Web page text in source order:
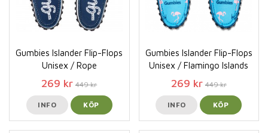
Gumbies Islander Flip-Flops
Unisex / Rope
269 kr 449 kr
INFO KÖP
Gumbies Islander Flip-Flops
Unisex / Flamingo Islands
269 kr 449 kr
INFO KÖP